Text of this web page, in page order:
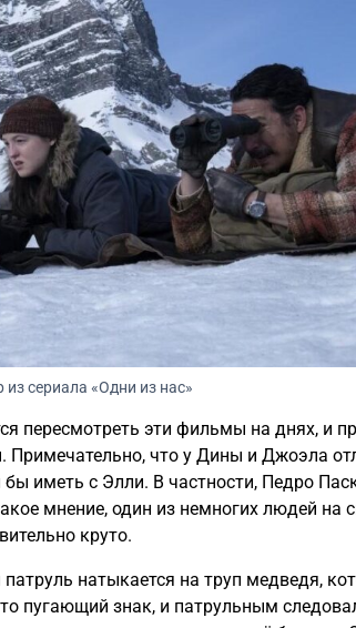
сериала «Одни из нас»
пересмотреть эти фильмы на днях, и
Примечательно, что у Дины и Джоэла
иметь с Элли. В частности, Педро
мнение, один из немногих людей на
круто.
натыкается на труп медведя,
пугающий знак, и патрульным